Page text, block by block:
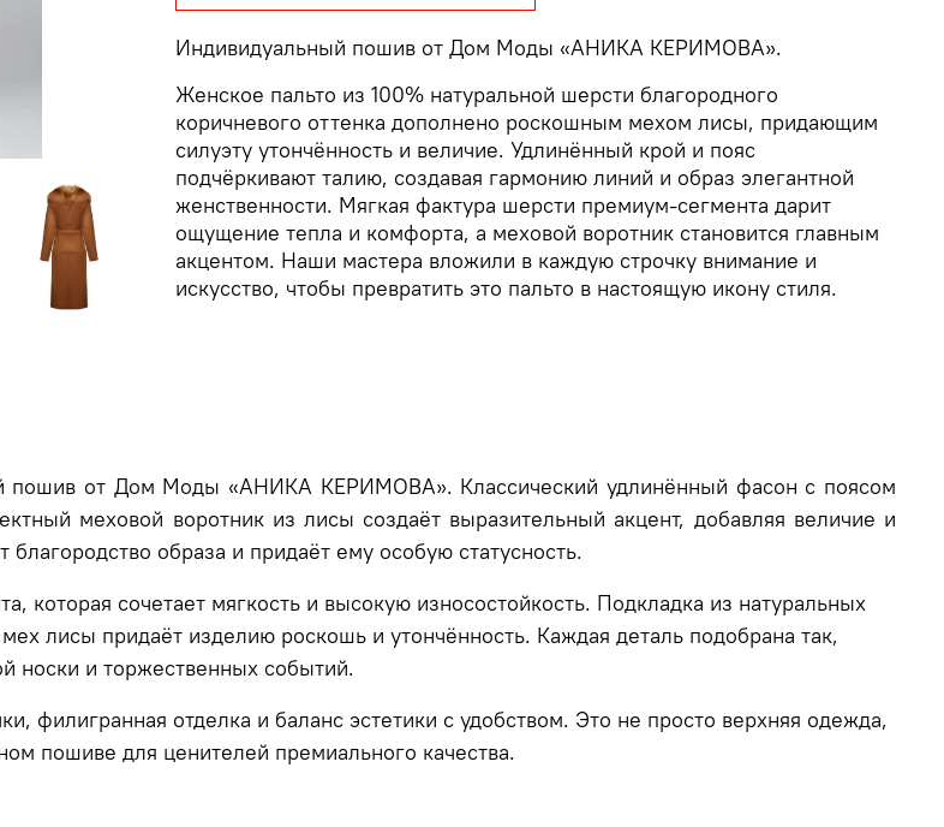
Индивидуальный пошив от Дом Моды «АНИКА КЕРИМОВА».
Женское пальто из 100% натуральной шерсти благородного
коричневого оттенка дополнено роскошным мехом лисы, придающим
силуэту утончённость и величие. Удлинённый крой и пояс
подчёркивают талию, создавая гармонию линий и образ элегантной
женственности. Мягкая фактура шерсти премиум-сегмента дарит
ощущение тепла и комфорта, а меховой воротник становится главным
акцентом. Наши мастера вложили в каждую строчку внимание и
искусство, чтобы превратить это пальто в настоящую икону стиля.
пошив от Дом Моды «АНИКА КЕРИМОВА». Классический удлинённый фасон с поясом
меховой воротник из лисы создаёт выразительный акцент, добавляя величие и
образа и придаёт ему особую статусность.
которая сочетает мягкость и высокую износостойкость. Подкладка из натуральных
лисы придаёт изделию роскошь и утончённость. Каждая деталь подобрана так,
носки и торжественных событий.
филигранная отделка и баланс эстетики с удобством. Это не просто верхняя одежда,
пошиве для ценителей премиального качества.